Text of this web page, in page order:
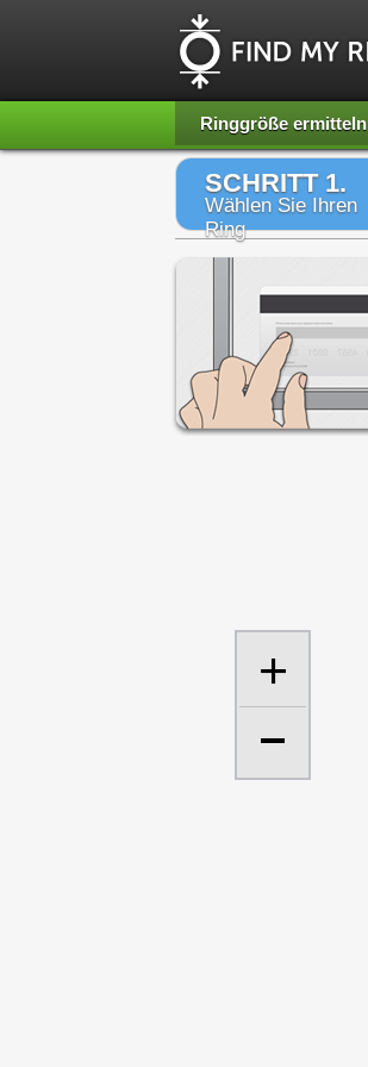
Ringgröße ermitteln
SCHRITT 1.
Wählen Sie Ihren
Ring
+